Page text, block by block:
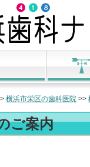
横浜市栄区の歯科医院 >>
ご案内